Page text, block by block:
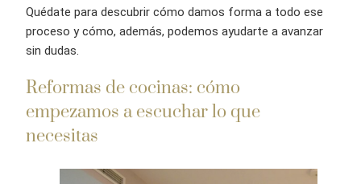
Quédate para descubrir cómo damos forma a todo ese
proceso y cómo, además, podemos ayudarte a avanzar
sin dudas.
Reformas de cocinas: cómo
empezamos a escuchar lo que
necesitas